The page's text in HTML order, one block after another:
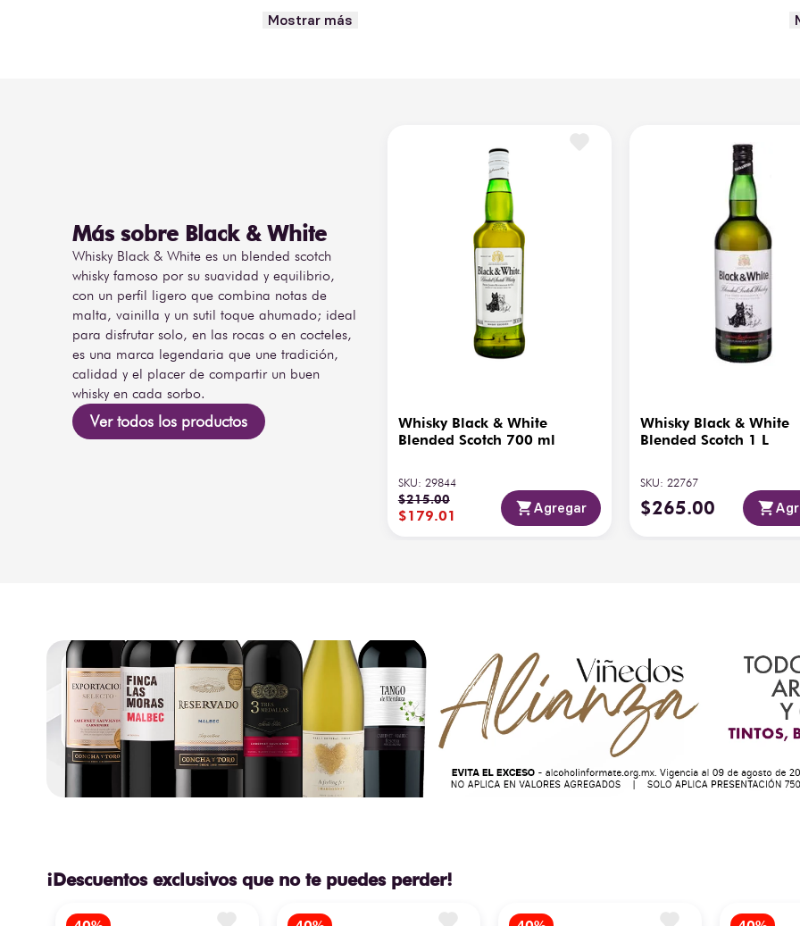
cítricas, con un final ligero de miel, roble y una sugerencia salina.
Mostrar más
Más sobre Black & White
Whisky Black & White es un blended scotch
whisky famoso por su suavidad y equilibrio,
con un perfil ligero que combina notas de
malta, vainilla y un sutil toque ahumado; ideal
para disfrutar solo, en las rocas o en cocteles,
es una marca legendaria que une tradición,
calidad y el placer de compartir un buen
whisky en cada sorbo.
Ver todos los productos
Whisky Black & White
Blended Scotch 700 ml
SKU: 29844
$215.00
$179.01 Agregar
Whisky Black & White
Blended Scotch 1 L
SKU:22767
$265.00
¡Descuentos exclusivos que no te puedes perder!